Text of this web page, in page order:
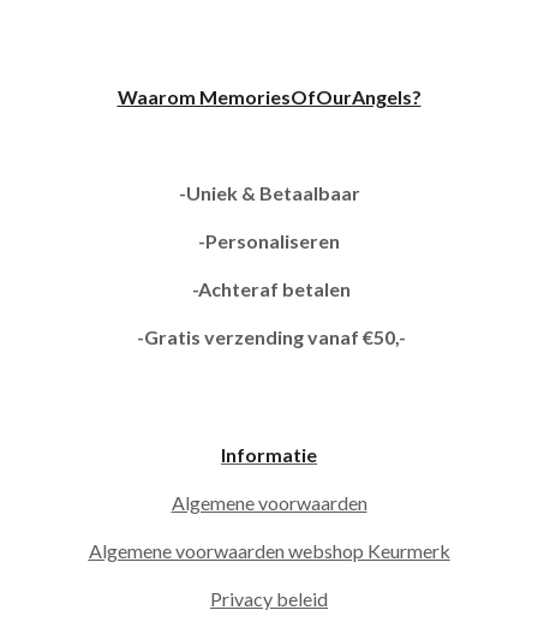
Waarom MemoriesOfOurAngels?
-Uniek & Betaalbaar
-Personaliseren
-Achteraf betalen
-Gratis verzending vanaf €50,-
Informatie
Algemene voorwaarden
Algemene voorwaarden webshop Keurmerk
Privacy beleid